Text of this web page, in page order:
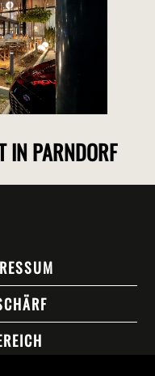
IN PARNDORF